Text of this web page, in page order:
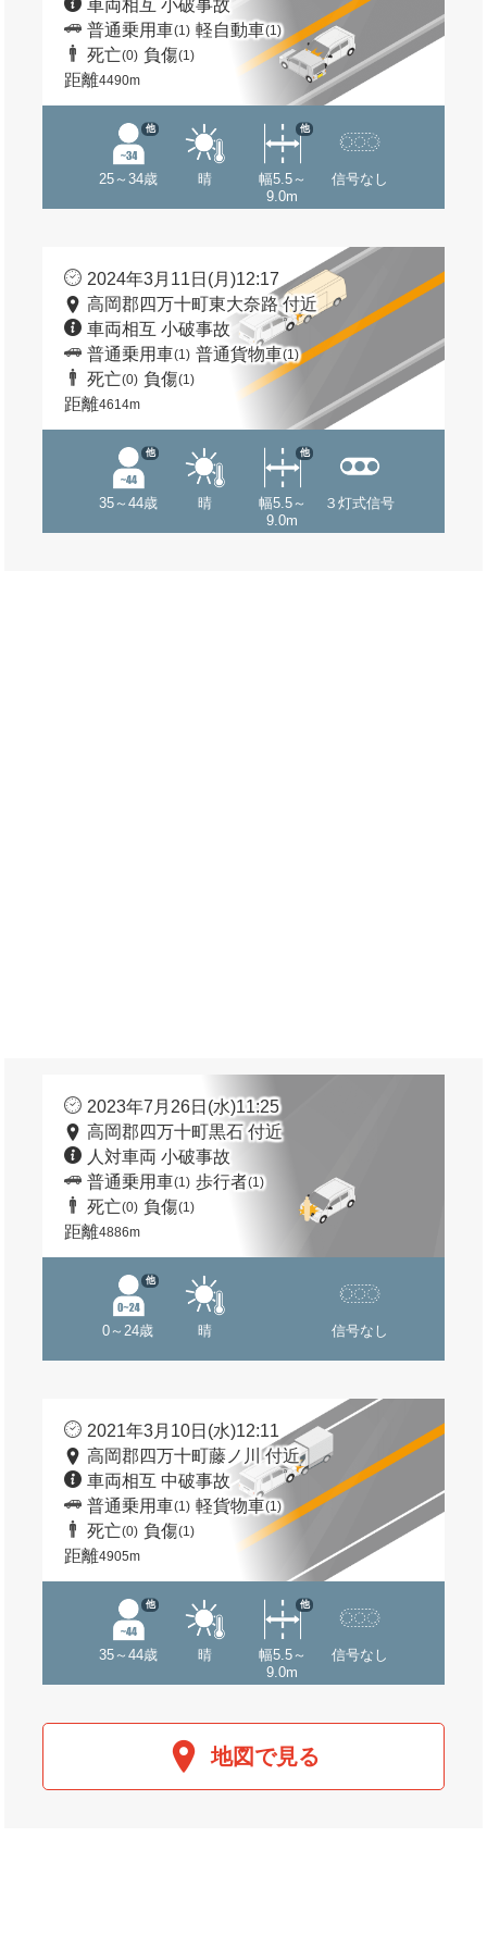
車両相互 小破事故
普通乗用車(1) 軽自動車(1)
死亡(0) 負傷(1)
距離4490m
25～34歳
他
晴
幅5.5～
9.0m
他
信号なし
2024年3月11日(月)12:17
高岡郡四万十町東大奈路 付近
車両相互 小破事故
普通乗用車(1) 普通貨物車(1)
死亡(0) 負傷(1)
距離4614m
35～44歳
他
晴
幅5.5～
9.0m
他
３灯式信号
2023年7月26日(水)11:25
高岡郡四万十町黒石 付近
人対車両 小破事故
普通乗用車(1) 歩行者(1)
死亡(0) 負傷(1)
距離4886m
0～24歳
他
晴 信号なし
2021年3月10日(水)12:11
高岡郡四万十町藤ノ川 付近
車両相互 中破事故
普通乗用車(1) 軽貨物車(1)
死亡(0) 負傷(1)
距離4905m
35～44歳
他
晴
幅5.5～
9.0m
他
信号なし
地図で見る